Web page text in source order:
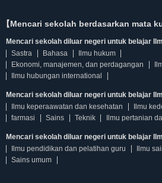
【Mencari sekolah berdasarkan mata
Mencari sekolah diluar negeri untuk belajar
Sastra
Bahasa
Ilmu hukum
Ekonomi, manajemen, dan perdagangan
Ilmu hubungan international
Mencari sekolah diluar negeri untuk belajar
Ilmu keperaawatan dan kesehatan
Ilmu
farmasi
Sains Teknik Ilmu pertanian
Mencari sekolah diluar negeri untuk belajar
Ilmu pendidikan dan pelatihan guru
Ilmu
Sains umum